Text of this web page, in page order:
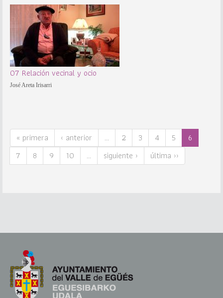
07 Relación vecinal y ocio
José Areta Irisarri
« primera ‹ anterior … 2 3 4 5
6
7
8 9 10 … siguiente › última ››